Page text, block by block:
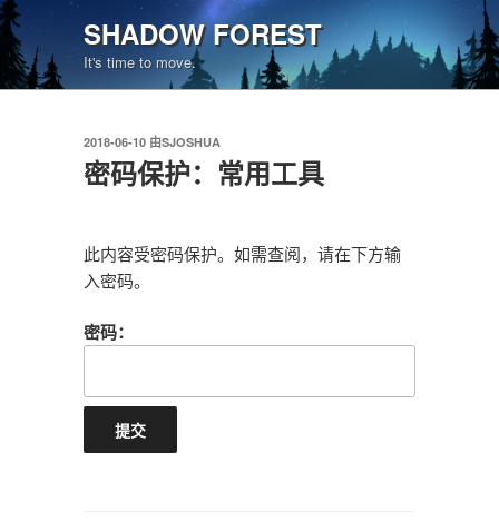
跳
至
内
容
SHADOW FOREST
It's time to move.
发
布
于
2018-06-10由SJOSHUA
密码保护：常用工具
此内容受密码保护。如需查阅，请在下方输
入密码。
密码：